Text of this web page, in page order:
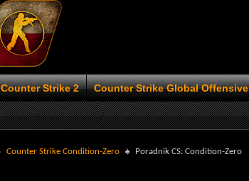
Counter Strike 2 Counter Strike Global Offensive
Counter Strike Condition-Zero Poradnik CS: Condition-Zero